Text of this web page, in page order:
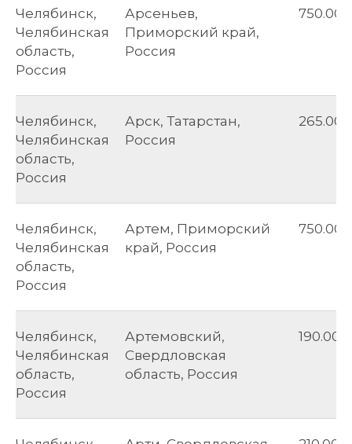
Челябинск,
Челябинская
область,
Россия
Арсеньев,
Приморский край,
Россия
750.00
Челябинск,
Челябинская
область,
Россия
Арск, Татарстан,
Россия
265.00
Челябинск,
Челябинская
область,
Россия
Артем, Приморский
край, Россия
750.00
Челябинск,
Челябинская
область,
Россия
Артемовский,
Свердловская
область, Россия
190.00